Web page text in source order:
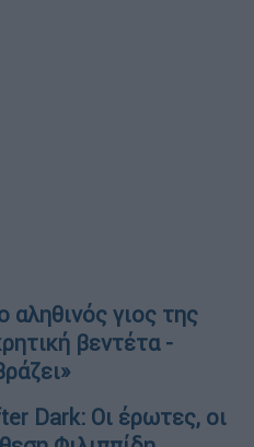
αληθινός γιος της
βεντέτα -
Dark: Οι έρωτες, οι